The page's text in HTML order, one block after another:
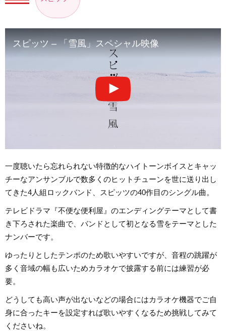
スピッツ – 「雪風」スペシャル映像
一度聴いたら忘れられない特徴的なハイトーンボイスとキャッ
チーなアンサンブルで数多くのヒットチューンを世に送り出し
てきた4人組ロックバンド、スピッツの40作目のシングル曲。
テレビドラマ『不便な便利屋』のエンディングテーマとして書
き下ろされた楽曲で、バンドとして初となる雪をテーマとした
ナンバーです。
ゆったりとしたテンポのため歌いやすいですが、音程の跳躍が
多く音域の幅も広いためカラオケで披露する前には練習が必
要。
どうしても高い声が出ないなどの場合にはカラオケ機器でご自
身に合ったキーを設定すれば歌いやすくなるため挑戦してみて
くださいね。